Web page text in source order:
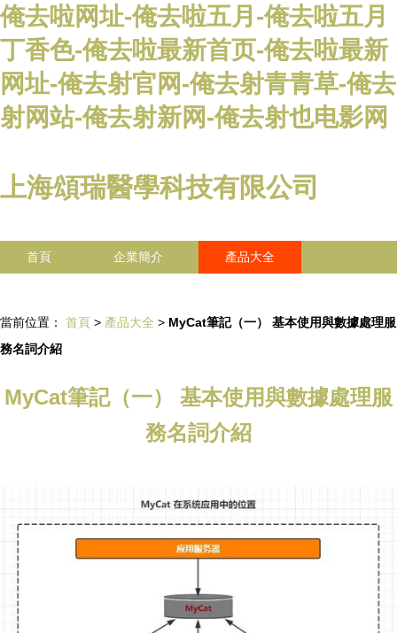
俺去啦网址-俺去啦五月-俺去啦五月
丁香色-俺去啦最新首页-俺去啦最新
网址-俺去射官网-俺去射青青草-俺去
射网站-俺去射新网-俺去射也电影网
上海頌瑞醫學科技有限公司
首頁 企業簡介 產品大全
當前位置： 首頁 > 產品大全 > MyCat筆記（一） 基本使用與數據處理服
務名詞介紹
MyCat筆記（一） 基本使用與數據處理服
務名詞介紹